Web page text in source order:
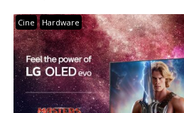
Cine Hardware